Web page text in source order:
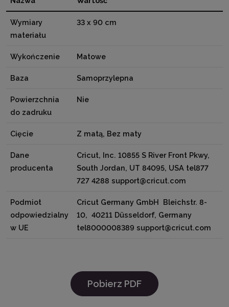
Wymiary
materiału
33 x 90 cm
Wykończenie Matowe
Baza Samoprzylepna
Powierzchnia
do zadruku
Nie
Cięcie Z matą, Bez maty
Dane
producenta
Cricut, Inc. 10855 S River Front Pkwy,
South Jordan, UT 84095, USA tel877
727 4288 support@cricut.com
Podmiot
odpowiedzialny
w UE
Cricut Germany GmbH Bleichstr. 8-
10, 40211 Düsseldorf, Germany
tel8000008389 support@cricut.com
Pobierz PDF